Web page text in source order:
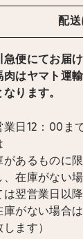
配
急便にてお届け
肉はヤマト運
なります。
業日12：00ま
があるものに
、在庫がない
は翌営業日以
庫がない場合
します）